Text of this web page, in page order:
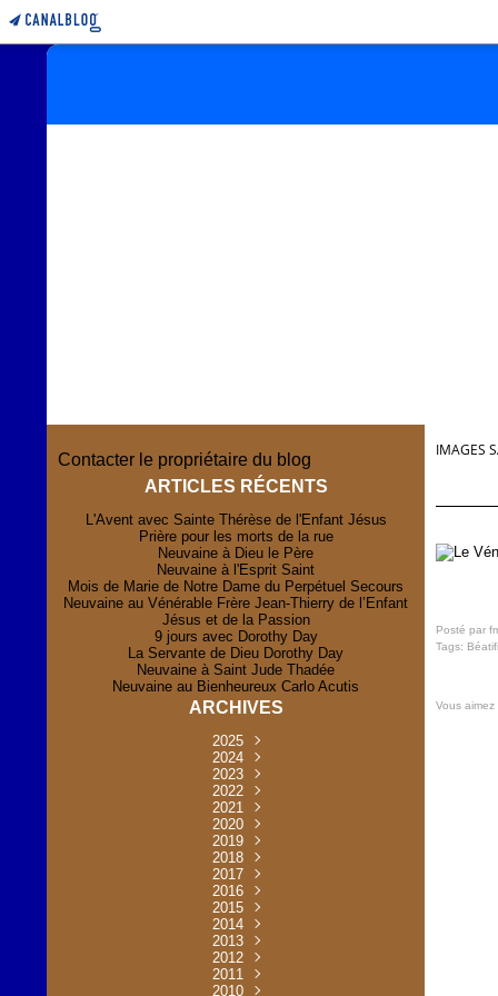
Contacter le propriétaire du blog
ARTICLES RÉCENTS
L'Avent avec Sainte Thérèse de l'Enfant Jésus
Prière pour les morts de la rue
Neuvaine à Dieu le Père
Neuvaine à l'Esprit Saint
Mois de Marie de Notre Dame du Perpétuel Secours
Neuvaine au Vénérable Frère Jean-Thierry de l’Enfant
Jésus et de la Passion
9 jours avec Dorothy Day
La Servante de Dieu Dorothy Day
Neuvaine à Saint Jude Thadée
Neuvaine au Bienheureux Carlo Acutis
ARCHIVES
2025
Novembre
Juillet(1)
Mai
(1)
Avril
(1)
Janvier(1)
2024
Novembre
Octobre
Août
(1)
Mai
(8)
Avril
(2)
Mars
(1)
Février(1)
Janvier(2)
2023
Décembre
Novembre
Octobre
Juin
(29)
Mai (31)
Avril
(2)
2022
Décembre
Novembre
Octobre
Août
(33)
Juillet
(32)
Juin
(1)
Mai (35)
Avril
(31)
Mars
(32)
Février(2)
Janvier(30)
2021
Décembre
Novembre
Octobre(30)
Septembre
Août
(30)
Juillet(2)
Mai (30)
Avril
(3)
2020
Décembre
Novembre
Octobre(17)
Septembre
Mai (30)
Avril
(13)
Mars
(1)
2019
Octobre
Mai (30)
Avril
(5)
Mars
(31)
Février(3)
2018
Décembre
Novembre
Octobre
Août
(2)
Juin
(5)
Mai (30)
Avril
(31)
Mars
(3)
2017
Décembre
Novembre
Octobre
Août
(30)
Juillet
(33)
Juin
(4)
Mai (32)
2016
Décembre
Novembre
Octobre
Septembre
Août
(2)
Juin
(4)
2015
Décembre
Novembre
Octobre
Septembre
Août
(4)
2014
Septembre
Août
(3)
Juillet(6)
Juin
(31)
2013
Décembre
Novembre
Octobre
2012
Décembre
Novembre
2011
Décembre
2010
IMAGES
Posté par
Tags:
Vous aimez